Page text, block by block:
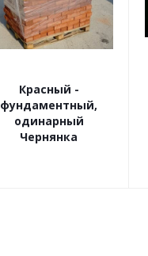
Красный -
фундаментный,
одинарный
Чернянка